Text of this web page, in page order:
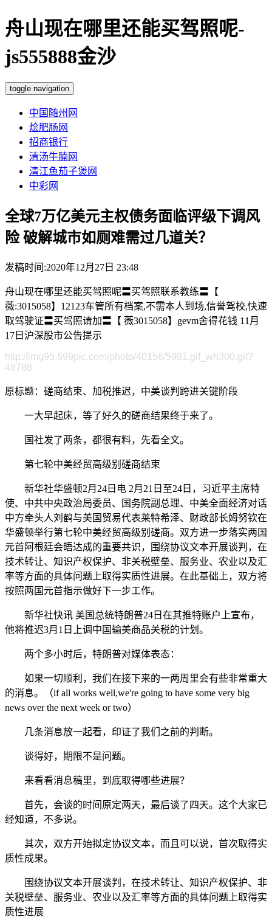
舟山现在哪里还能买驾照呢-
js555888金沙
toggle navigation
中国随州网
烩肥肠网
招商银行
清汤牛腩网
清江鱼茄子煲网
中彩网
全球7万亿美元主权债务面临评级下调风
险 破解城市如厕难需过几道关？
发稿时间:2020年12月27日 23:48
舟山现在哪里还能买驾照呢〓买驾照联系教练〓【
薇:3015058】12123车管所有档案,不需本人到场,信誉驾校,快速
取驾驶证〓买驾照请加〓【 薇3015058】gevm舍得花钱 11月
17日沪深股市公告提示
http://img95.699pic.com/photo/40156/5981.gif_wh300.gif?
48788
原标题：磋商结束、加税推迟，中美谈判跨进关键阶段
一大早起床，等了好久的磋商结果终于来了。
国社发了两条，都很有料，先看全文。
第七轮中美经贸高级别磋商结束
新华社华盛顿2月24日电 2月21日至24日，习近平主席特
使、中共中央政治局委员、国务院副总理、中美全面经济对话
中方牵头人刘鹤与美国贸易代表莱特希泽、财政部长姆努钦在
华盛顿举行第七轮中美经贸高级别磋商。双方进一步落实两国
元首阿根廷会晤达成的重要共识，围绕协议文本开展谈判，在
技术转让、知识产权保护、非关税壁垒、服务业、农业以及汇
率等方面的具体问题上取得实质性进展。在此基础上，双方将
按照两国元首指示做好下一步工作。
新华社快讯 美国总统特朗普24日在其推特账户上宣布，
他将推迟3月1日上调中国输美商品关税的计划。
两个多小时后，特朗普对媒体表态：
如果一切顺利，我们在接下来的一两周里会有些非常重大
的消息。（if all works well,we're going to have some very big
news over the next week or two）
几条消息放一起看，印证了我们之前的判断。
谈得好，期限不是问题。
来看看消息稿里，到底取得哪些进展？
首先，会谈的时间原定两天，最后谈了四天。这个大家已
经知道，不多说。
其次，双方开始拟定协议文本，而且可以说，首次取得实
质性成果。
围绕协议文本开展谈判，在技术转让、知识产权保护、非
关税壁垒、服务业、农业以及汇率等方面的具体问题上取得实
质性进展